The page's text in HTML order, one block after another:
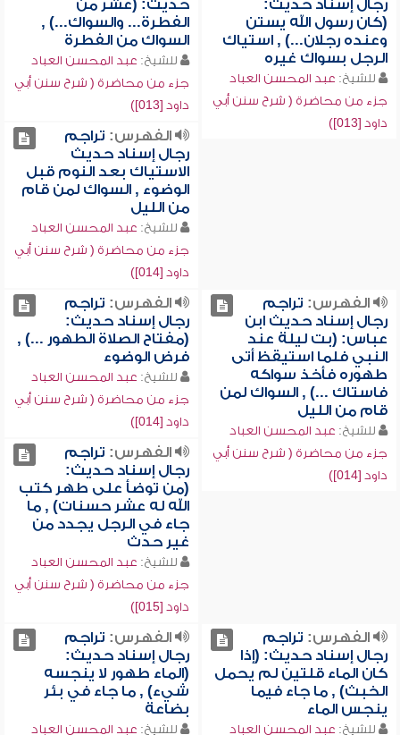
رجال إسناد حديث:
(كان رسول الله يستن
وعنده رجلان...) , استياك
الرجل بسواك غيره
للشيخ: عبد المحسن العباد
جزء من محاضرة ( شرح سنن أبي
داود [013])
حديث: (عشر من
الفطرة... والسواك...) ,
السواك من الفطرة
للشيخ: عبد المحسن العباد
جزء من محاضرة ( شرح سنن أبي
داود [013])
الفهرس: تراجم
رجال إسناد حديث
الاستياك بعد النوم قبل
الوضوء , السواك لمن قام
من الليل
للشيخ: عبد المحسن العباد
جزء من محاضرة ( شرح سنن أبي
داود [014])
الفهرس: تراجم
رجال إسناد حديث ابن
عباس: (بت ليلة عند
النبي فلما استيقظ أتى
طهوره فأخذ سواكه
فاستاك ...) , السواك لمن
قام من الليل
للشيخ: عبد المحسن العباد
جزء من محاضرة ( شرح سنن أبي
داود [014])
الفهرس: تراجم
رجال إسناد حديث:
(مفتاح الصلاة الطهور ...) ,
فرض الوضوء
للشيخ: عبد المحسن العباد
جزء من محاضرة ( شرح سنن أبي
داود [014])
الفهرس: تراجم
رجال إسناد حديث:
(من توضأ على طهر كتب
الله له عشر حسنات) , ما
جاء في الرجل يجدد من
غير حدث
للشيخ: عبد المحسن العباد
جزء من محاضرة ( شرح سنن أبي
داود [015])
الفهرس: تراجم
رجال إسناد حديث: (إذا
كان الماء قلتين لم يحمل
الخبث) , ما جاء فيما
ينجس الماء
للشيخ: عبد المحسن العباد
الفهرس: تراجم
رجال إسناد حديث:
(الماء طهور لا ينجسه
شيء) , ما جاء في بئر
بضاعة
للشيخ: عبد المحسن العباد